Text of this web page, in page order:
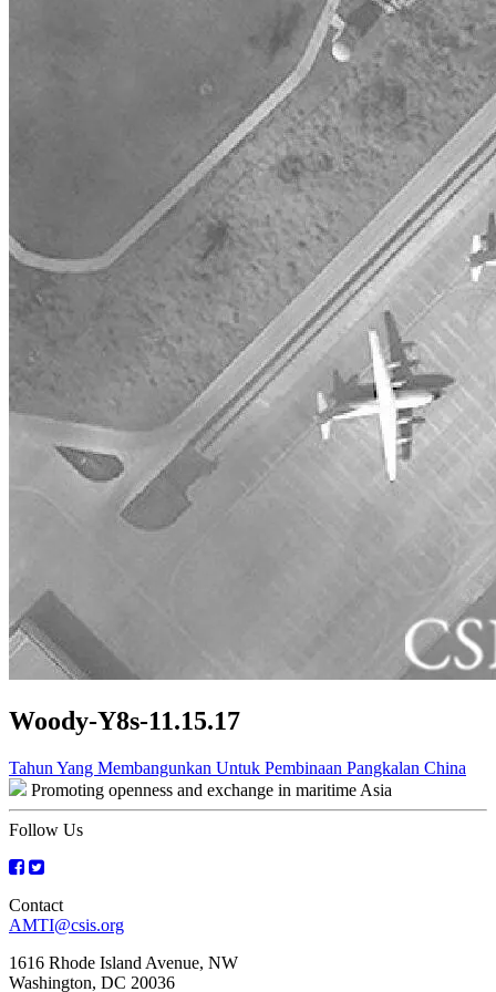
Woody-Y8s-11.15.17
Post
navigation
Tahun Yang Membangunkan Untuk Pembinaan Pangkalan China
Promoting openness and exchange in maritime Asia
Follow Us
Contact
AMTI@csis.org
1616 Rhode Island Avenue, NW
Washington, DC 20036